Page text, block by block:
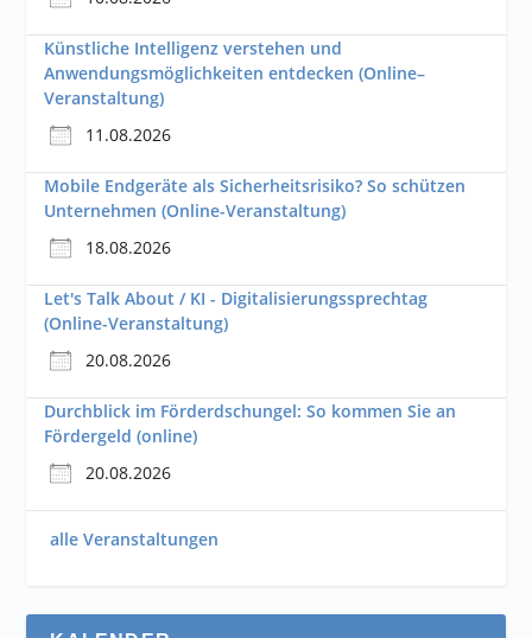
Künstliche Intelligenz verstehen und
Anwendungsmöglichkeiten entdecken (Online–
Veranstaltung)
11.08.2026
Mobile Endgeräte als Sicherheitsrisiko? So schützen
Unternehmen (Online-Veranstaltung)
18.08.2026
Let's Talk About / KI - Digitalisierungssprechtag
(Online-Veranstaltung)
20.08.2026
Durchblick im Förderdschungel: So kommen Sie an
Fördergeld (online)
20.08.2026
alle Veranstaltungen